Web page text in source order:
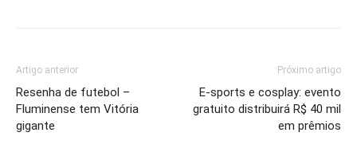
Artigo anterior
Resenha de futebol –
Fluminense tem Vitória
gigante
Próximo artigo
E-sports e cosplay: evento
gratuito distribuirá R$ 40 mil
em prêmios